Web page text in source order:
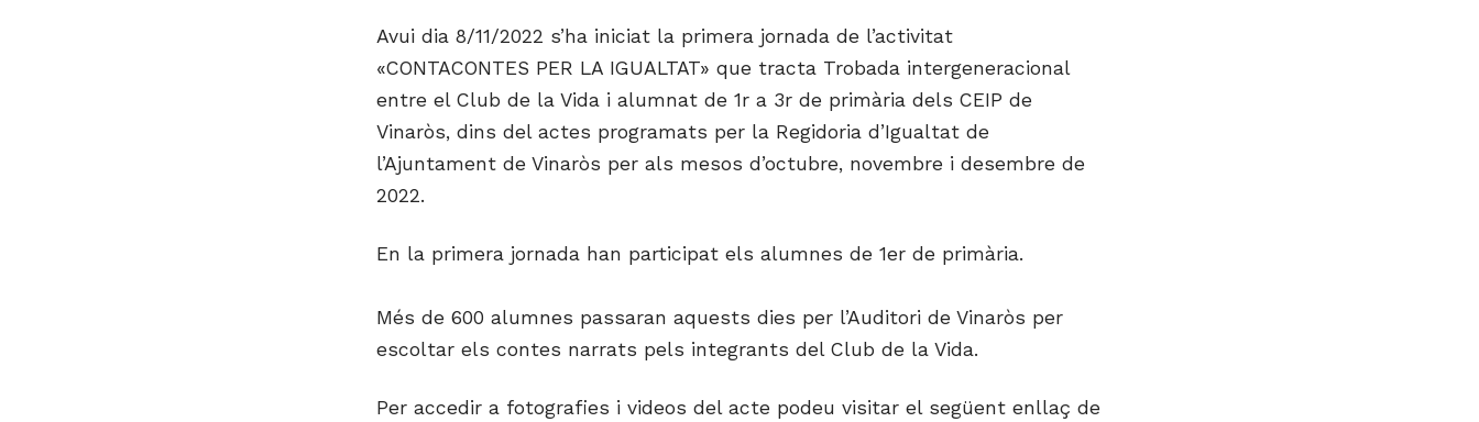
Avui dia 8/11/2022 s’ha iniciat la primera jornada de l’activitat
«CONTACONTES PER LA IGUALTAT» que tracta Trobada intergeneracional
entre el Club de la Vida i alumnat de 1r a 3r de primària dels CEIP de
Vinaròs, dins del actes programats per la Regidoria d’Igualtat de
l’Ajuntament de Vinaròs per als mesos d’octubre, novembre i desembre de
2022.
En la primera jornada han participat els alumnes de 1er de primària.
Més de 600 alumnes passaran aquests dies per l’Auditori de Vinaròs per
escoltar els contes narrats pels integrants del Club de la Vida.
Per accedir a fotografies i videos del acte podeu visitar el següent enllaç de